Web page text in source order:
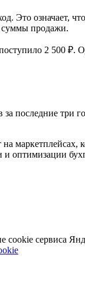
Это означает,
суммы продажи.
2 500 ₽.
за последние три
маркетплейсах,
оптимизации
cookie сервиса